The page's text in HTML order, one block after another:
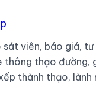
viên, báo giá,
thông thạo đường,
thành thạo, lành